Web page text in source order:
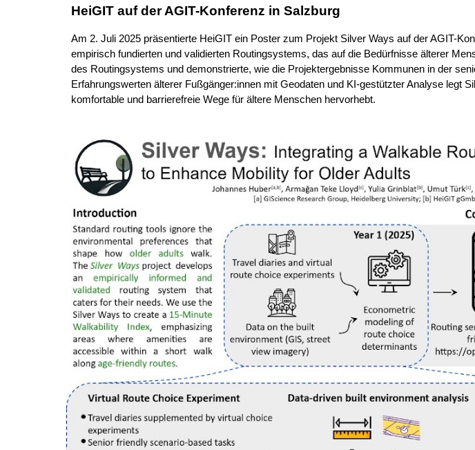
HeiGIT auf der AGIT-Konferenz in Salzburg
Am 2. Juli 2025 präsentierte HeiGIT ein Poster zum Projekt Silver Ways auf der AGIT-
empirisch fundierten und validierten Routingsystems, das auf die Bedürfnisse älterer
des Routingsystems und demonstrierte, wie die Projektergebnisse Kommunen in der
Erfahrungswerten älterer Fußgänger:innen mit Geodaten und KI-gestützter Analyse legt
komfortable und barrierefreie Wege für ältere Menschen hervorhebt.